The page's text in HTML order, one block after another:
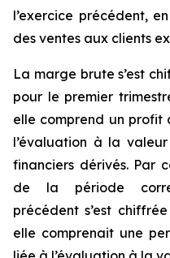
l’exercice précédent,
des ventes aux clients
La marge brute s’est
pour le premier
elle comprend un profit
l’évaluation à la
financiers dérivés. Par
de la période
précédent s’est
elle comprenait une